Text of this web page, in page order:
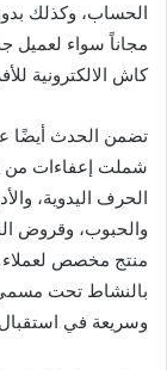
الحساب، وكذلك
مجاناً سواء لعميل
كاش الالكترونية
تضمن الحدث أيضًا
شملت إعفاءات من
الحرف اليدوية،
والحبوب، وقروض
منتج مخصص لعملاء
بالنشاط تحت مسمي
وسريعة في